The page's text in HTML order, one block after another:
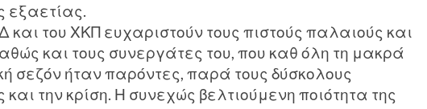
εξαετίας.
και του ΧΚΠ ευχαριστούν τους πιστούς παλαιούς και
και τους συνεργάτες του, που καθ όλη τη μακρά
σεζόν ήταν παρόντες, παρά τους δύσκολους
και την κρίση. Η συνεχώς βελτιούμενη ποιότητα της